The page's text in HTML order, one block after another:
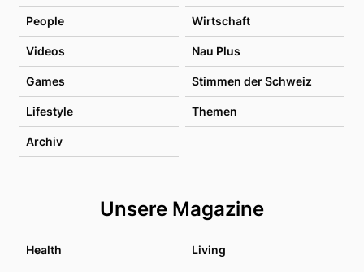
People Wirtschaft
Videos Nau Plus
Games Stimmen der Schweiz
Lifestyle Themen
Archiv
Unsere Magazine
Health Living